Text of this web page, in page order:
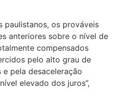
paulistanos, os prováveis
anteriores sobre o nível de
compensados
pelo alto grau de
pela desaceleração
elevado dos juros”,